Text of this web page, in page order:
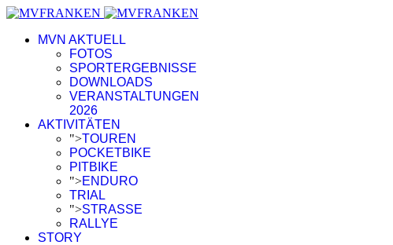
MVN AKTUELL
FOTOS
SPORTERGEBNISSE
DOWNLOADS
VERANSTALTUNGEN
2026
AKTIVITÄTEN
">TOUREN
POCKETBIKE
PITBIKE
">ENDURO
TRIAL
">STRASSE
RALLYE
STORY